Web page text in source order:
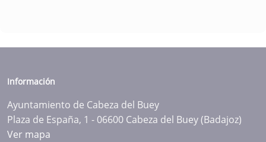
Información
Ayuntamiento de Cabeza del Buey
Plaza de España, 1 - 06600 Cabeza del Buey (Badajoz)
Ver mapa